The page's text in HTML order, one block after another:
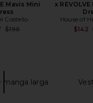
Mavis Mini
Costello
Previous price:
$198
x
House of
$142
manga larga